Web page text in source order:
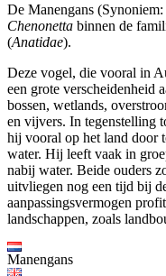
De Manengans
Chenonetta binnen de
(Anatidae).
Deze vogel, die vooral in
een grote verscheidenheid
bossen, wetlands,
en vijvers. In tegenstelling
hij vooral op het land door
water. Hij leeft vaak in
nabij water. Beide ouders
uitvliegen nog een tijd bij
aanpassingsvermogen
landschappen, zoals
Manengans